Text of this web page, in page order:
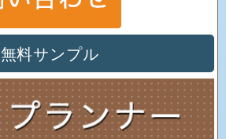
無料サンプル